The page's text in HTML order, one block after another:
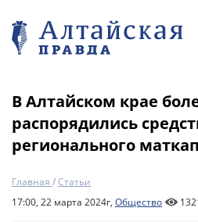
В Алтайском крае
распорядились
регионального
Главная /Статьи
17:00, 22 марта 2024г, Общество